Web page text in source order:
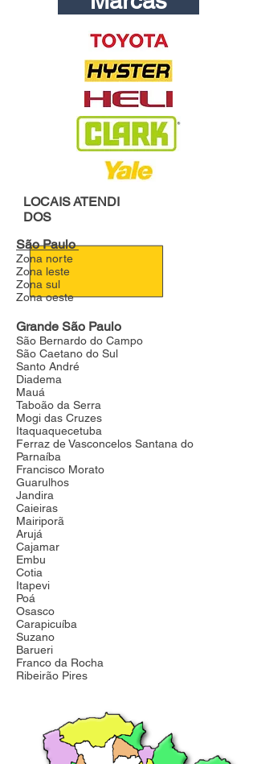
LOCAISATENDI
DOS
São Paulo
Zona norte
Zona leste
Zona sul
Zona oeste
Grande São Paulo
São Bernardo do Campo
São Caetano do Sul
Santo André
Diadema
Mauá
Taboão da Serra
Mogi das Cruzes
Itaquaquecetuba
Ferraz de Vasconcelos Santana do
Parnaíba
Francisco Morato
Guarulhos
Jandira
Caieiras
Mairiporã
Arujá
Cajamar
Embu
Cotia
Itapevi
Poá
Osasco
Carapicuíba
Suzano
Barueri
Franco da Rocha
Ribeirão Pires